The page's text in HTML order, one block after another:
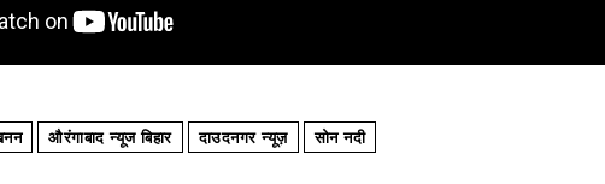
औरंगाबाद न्यूज बिहार दाउदनगर न्यूज़ सोन नदी